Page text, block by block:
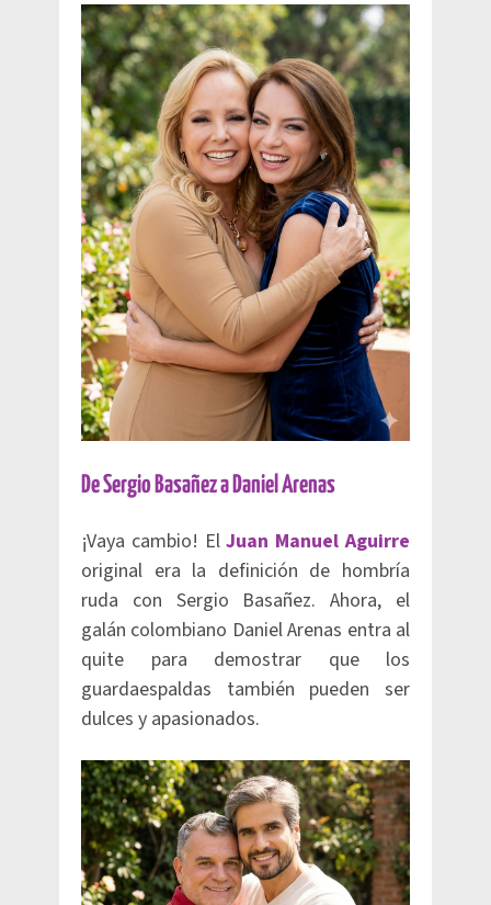
De Sergio Basañez a Daniel Arenas
¡Vaya cambio! ElJuan Manuel Aguirre
original era la definición de hombría
ruda con Sergio Basañez. Ahora, el
galán colombiano Daniel Arenas entra al
quite para demostrar que los
guardaespaldas también pueden ser
dulces y apasionados.